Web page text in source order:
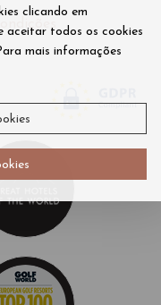
clicando em
aceitar todos os cookies
mais informações